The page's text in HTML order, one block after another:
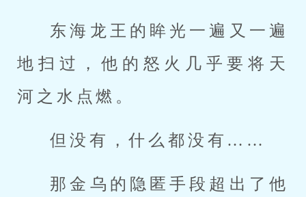
东海龙王的眸光一遍又一遍
地扫过，他的怒火几乎要将天
河之水点燃。
但没有，什么都没有……
那金乌的隐匿手段超出了他